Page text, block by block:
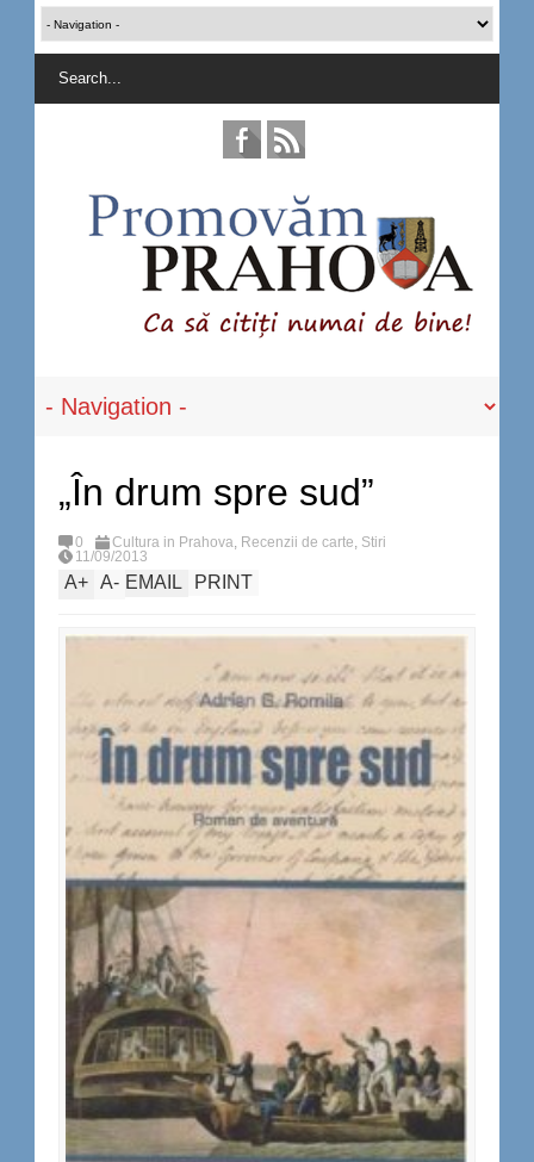
„În drum spre sud”
0 Cultura in Prahova, Recenzii de carte, Stiri
11/09/2013
A+ A- EMAIL PRINT